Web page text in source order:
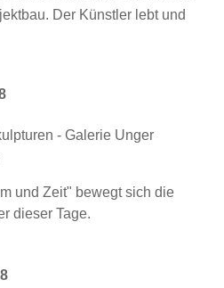
Der Künstler lebt und
- Galerie Unger
und Zeit" bewegt sich die
dieser Tage.